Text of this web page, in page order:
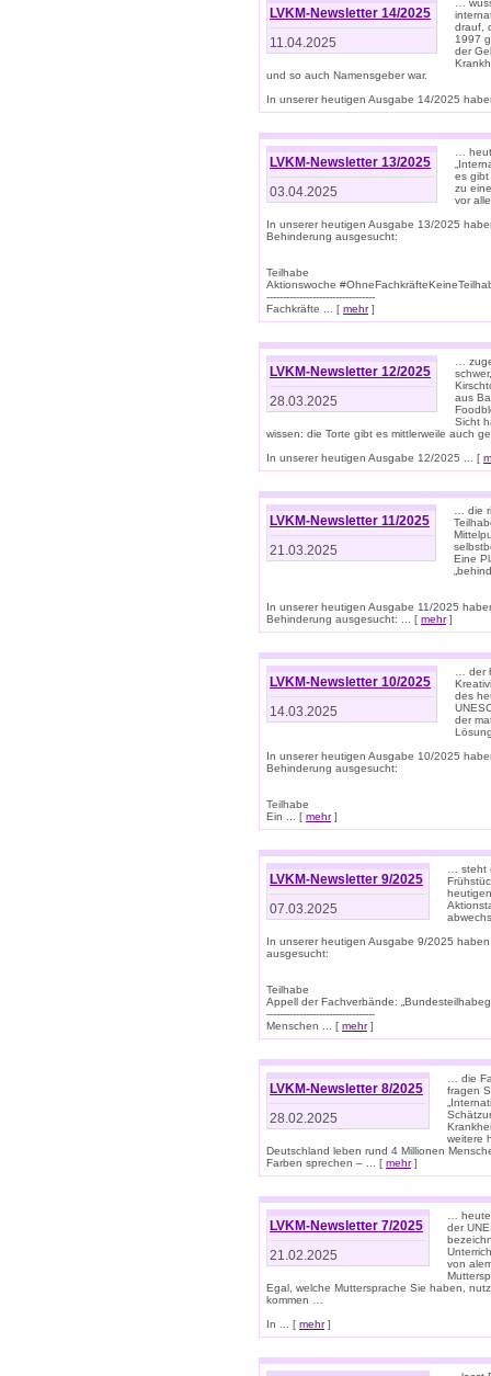
LVKM-Newsletter 14/2025
11.04.2025
…
drauf,
1997
der
und so auch Namensgeber war.
In unserer heutigen Ausgabe 14/2025
LVKM-Newsletter 13/2025
03.04.2025
…
es gibt
zu
vor
In unserer heutigen Ausgabe 13/2025
Behinderung ausgesucht:
Teilhabe
Aktionswoche
---------------------------------
Fachkräfte ... [ mehr]
LVKM-Newsletter 12/2025
28.03.2025
…
aus
Sicht
wissen: die Torte gibt es mittlerweile auch
In unserer heutigen Ausgabe 12/2025 ... [
LVKM-Newsletter 11/2025
21.03.2025
… die
Eine
In unserer heutigen Ausgabe 11/2025
Behinderung ausgesucht: ... [ mehr]
LVKM-Newsletter 10/2025
14.03.2025
… der
des
der
In unserer heutigen Ausgabe 10/2025
Behinderung ausgesucht:
Teilhabe
Ein ... [ mehr]
LVKM-Newsletter 9/2025
07.03.2025
… steht
In unserer heutigen Ausgabe 9/2025
ausgesucht:
Teilhabe
Appell der Fachverbände:
---------------------------------
Menschen ... [ mehr]
LVKM-Newsletter 8/2025
28.02.2025
… die
fragen
weitere
Deutschland leben rund 4 Millionen
Farben sprechen – ... [ mehr]
LVKM-Newsletter 7/2025
21.02.2025
…
der
von
Egal, welche Muttersprache Sie haben,
kommen …
In ... [ mehr]